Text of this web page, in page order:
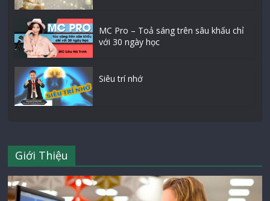
MC Pro – Toả sáng trên sâu khấu chỉ
với 30 ngày học
Siêu trí nhớ
Giới Thiệu